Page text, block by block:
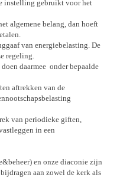
instelling gebruikt voor het
algemene belang, dan hoeft
van energiebelasting. De
regeling.
daarmee onder bepaalde
aftrekken van de
van periodieke giften,
in een
en onze diaconie zijn
aan zowel de kerk als